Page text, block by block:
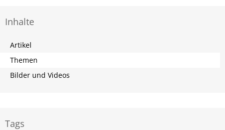
Inhalte
Artikel
Themen
Bilder und Videos
Tags